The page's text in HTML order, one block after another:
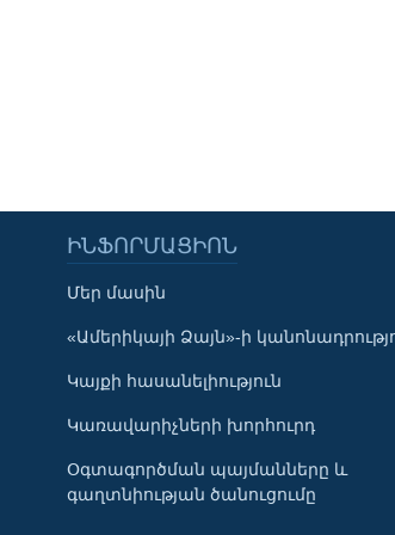
Learning English
ՀԵՏԵՒԵՔ ՄԵԶ
Լեզուներ
ԻՆՖՈՐՄԱՑԻՈՆ
Մեր մասին
«Ամերիկայի Ձայն»-ի
Կայքի հասանելիություն
Կառավարիչների խորհուրդ
Օգտագործման պայմանները և
գաղտնիության ծանուցումը